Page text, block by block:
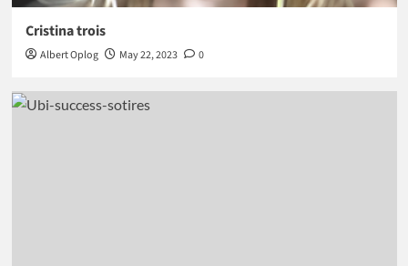
Cristina trois
Albert Oplog May 22, 2023 0